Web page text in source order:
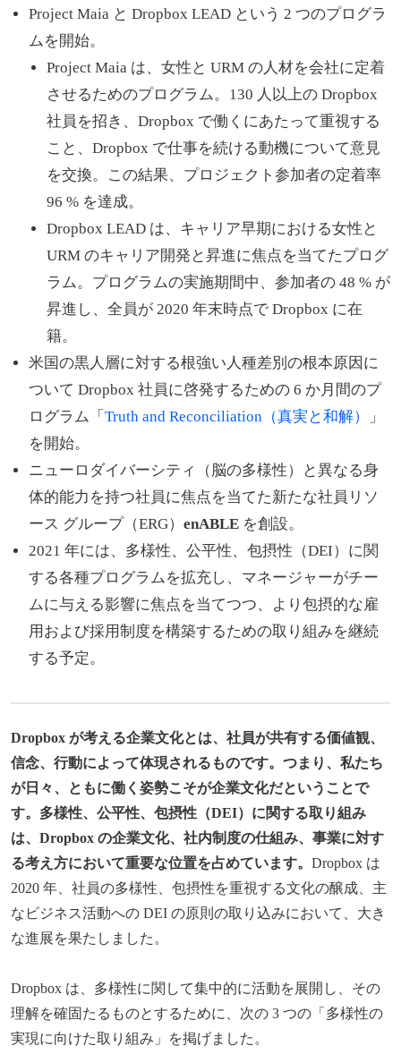
Project Maia と Dropbox LEAD という 2 つのプログラ
ムを開始。
Project Maia は、女性と URM の人材を会社に定着
させるためのプログラム。130 人以上の Dropbox
社員を招き、Dropbox で働くにあたって重視する
こと、Dropbox で仕事を続ける動機について意見
を交換。この結果、プロジェクト参加者の定着率
96 % を達成。
Dropbox LEAD は、キャリア早期における女性と
URM のキャリア開発と昇進に焦点を当てたプログ
ラム。プログラムの実施期間中、参加者の 48 % が
昇進し、全員が 2020 年末時点で Dropbox に在
籍。
米国の黒人層に対する根強い人種差別の根本原因に
ついて Dropbox 社員に啓発するための 6 か月間のプ
ログラム「 Truth and Reconciliation（真実と和解）
」
を開始。
ニューロダイバーシティ（脳の多様性）と異なる身
体的能力を持つ社員に焦点を当てた新たな社員リソ
ース グループ（ERG） enABLE を創設。
2021 年には、多様性、公平性、包摂性（DEI）に関
する各種プログラムを拡充し、マネージャーがチー
ムに与える影響に焦点を当てつつ、より包摂的な雇
用および採用制度を構築するための取り組みを継続
する予定。
Dropbox が考える企業文化とは、社員が共有する価値観、
信念、行動によって体現されるものです。つまり、私たち
が日々、ともに働く姿勢こそが企業文化だということで
す。多様性、公平性、包摂性（DEI）に関する取り組み
は、Dropbox の企業文化、社内制度の仕組み、事業に対す
る考え方において重要な位置を占めています。 Dropbox は
2020 年、社員の多様性、包摂性を重視する文化の醸成、主
なビジネス活動への DEI の原則の取り込みにおいて、大き
な進展を果たしました。
Dropbox は、多様性に関して集中的に活動を展開し、その
理解を確固たるものとするために、次の 3 つの「多様性の
実現に向けた取り組み」を掲げました。